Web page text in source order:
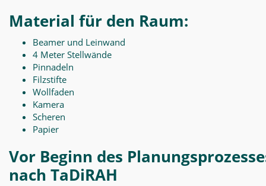
Material für den Raum:
Beamer und Leinwand
4 Meter Stellwände
Pinnadeln
Filzstifte
Wollfaden
Kamera
Scheren
Papier
Vor Beginn des
nach TaDiRAH